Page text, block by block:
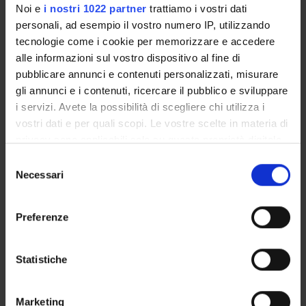
Noi e i nostri 1022 partner trattiamo i vostri dati
personali, ad esempio il vostro numero IP, utilizzando
tecnologie come i cookie per memorizzare e accedere
alle informazioni sul vostro dispositivo al fine di
pubblicare annunci e contenuti personalizzati, misurare
gli annunci e i contenuti, ricercare il pubblico e sviluppare
i servizi. Avete la possibilità di scegliere chi utilizza i
vostri dati e per quali scopi. Le vostre scelte in materia di
modificare o revocare il proprio consenso in qualsiasi
momento dalla Dichiarazione sui cookie o facendo clic
raccogliere informazioni sulla tua posizione
geografica, con un'approssimazione di qualche
delNecessari
Preferenze
Statistiche
Marketing
TESTI DI RIFERIMENTO
Vedi la bibliografia dell'insegnamento
MODALITÀ D'ESAME
Non è prevista alcuna verifica
Come iscriversi
Orario lezioni
Calendario esami